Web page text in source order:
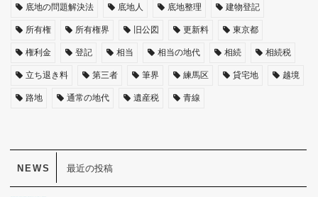
底地の問題解決法 底地人 底地整理 建物登記
所有権 所有権界 旧公図 更新料 東京都
権利金 登記 相当 相当の地代 相続 相続税
立ち退き料 第三者 筆界 練馬区 貸宅地 越境
路地 通常の地代 遺産税 青線
最近の投稿